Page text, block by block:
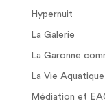
Hypernuit
La Galerie
La Garonne
La Vie Aquatique
Médiation et